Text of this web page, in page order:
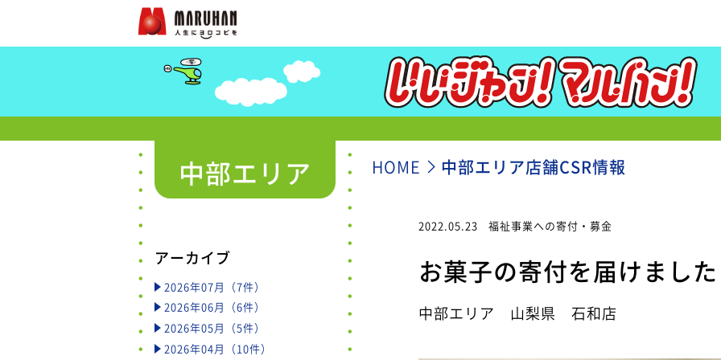
中部エリア HOME 中部エリア店舗CSR情報
2022.05.23 福祉事業への寄付・募金
お菓子の寄付を届けまし
中部エリア 山梨県 石和店
アーカイブ
2026年07月（7件）
2026年06月（6件）
2026年05月（5件）
2026年04月（10件）